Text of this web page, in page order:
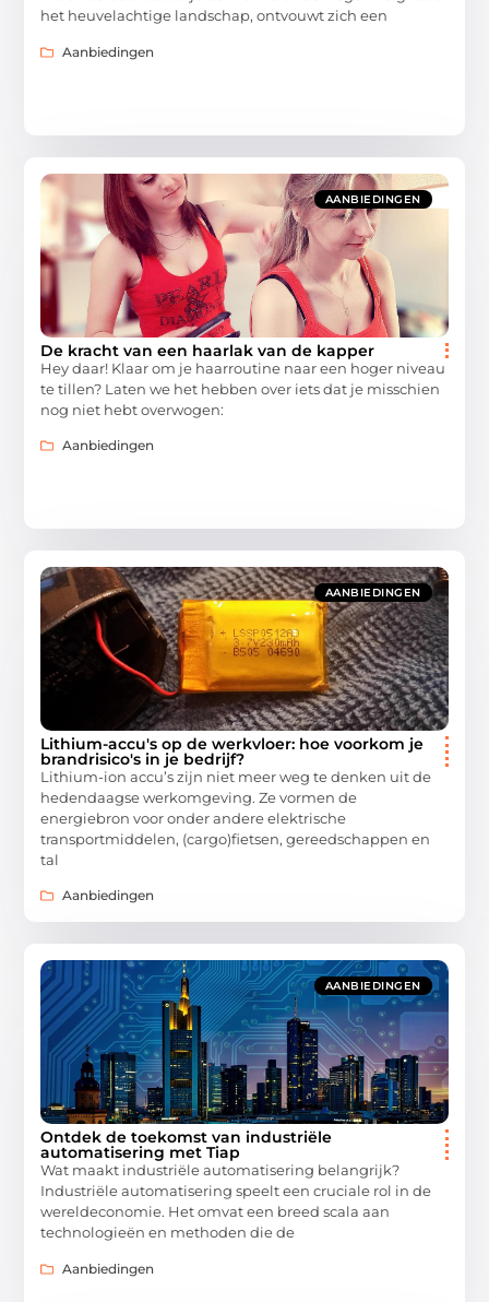
het heuvelachtige landschap, ontvouwt zich een
Aanbiedingen
AANBIEDINGEN
De kracht van een haarlak van de kapper
Hey daar! Klaar om je haarroutine naar een hoger niveau
te tillen? Laten we het hebben over iets dat je misschien
nog niet hebt overwogen:
Aanbiedingen
AANBIEDINGEN
Lithium-accu's op de werkvloer: hoe voorkom je
brandrisico's in je bedrijf?
Lithium-ion accu’s zijn niet meer weg te denken uit de
hedendaagse werkomgeving. Ze vormen de
energiebron voor onder andere elektrische
transportmiddelen, (cargo)fietsen, gereedschappen en
tal
Aanbiedingen
AANBIEDINGEN
Ontdek de toekomst van industriële
automatisering met Tiap
Wat maakt industriële automatisering belangrijk?
Industriële automatisering speelt een cruciale rol in de
wereldeconomie. Het omvat een breed scala aan
technologieën en methoden die de
Aanbiedingen